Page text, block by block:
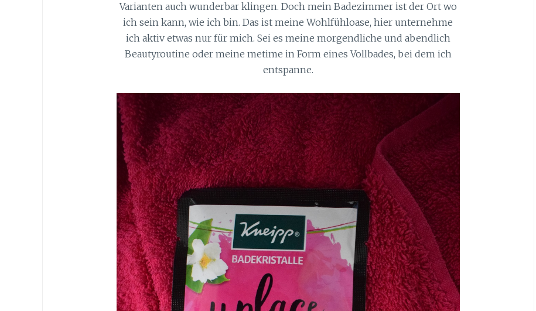
Varianten auch wunderbar klingen. Doch mein Badezimmer ist der Ort wo
ich sein kann, wie ich bin. Das ist meine Wohlfühloase, hier unternehme
ich aktiv etwas nur für mich. Sei es meine morgendliche und abendlich
Beautyroutine oder meine metime in Form eines Vollbades, bei dem ich
entspanne.